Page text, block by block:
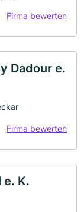
Firma bewerten
Dadour e.
Firma bewerten
K.